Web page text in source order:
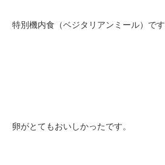
特別機内食（ベジタリアンミール）です
卵がとてもおいしかったです。